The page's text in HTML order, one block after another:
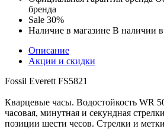
бренда
Sale 30%
Наличие в магазине В наличии
Описание
Акции и скидки
Fossil Everett FS5821
Кварцевые часы. Водостойкость WR
часовая, минутная и секундная
позиции шести чесов. Стрелки и